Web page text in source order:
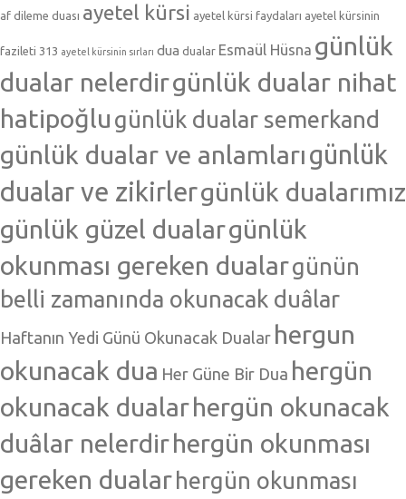
af dileme duası ayetel kürsi ayetel kürsi faydaları ayetel kürsinin
fazileti 313 ayetel kürsinin sırları dua dualar Esmaül Hüsna günlük
dualar nelerdirgünlük dualar nihat
hatipoğlu günlük dualar semerkand
günlük dualar ve anlamlarıgünlük
dualar ve zikirlergünlük dualarımız
günlük güzel dualargünlük
okunması gereken dualargünün
belli zamanında okunacak duâlar
Haftanın Yedi Günü Okunacak Dualar hergun
okunacak dua Her Güne Bir Dua hergün
okunacak dualarhergün okunacak
duâlar nelerdirhergün okunması
gereken dualar hergün okunması